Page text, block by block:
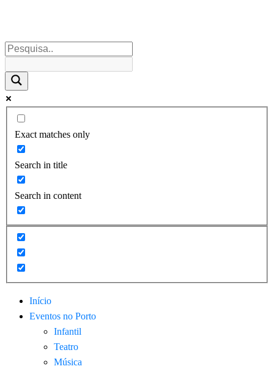
Exact matches only
Search in title
Search in content
Início
Eventos no Porto
Infantil
Teatro
Música